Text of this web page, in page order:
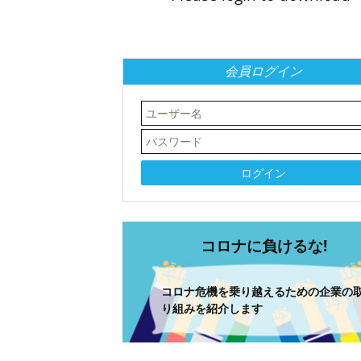
会員ログイン
コロナに負けるな!
コロナ危機を乗り越えるための企業の
り組みを紹介します